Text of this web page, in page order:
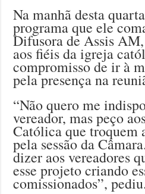
Na manhã desta
programa que ele
Difusora de Assis
aos fiéis da igreja
compromisso de ir à
pela presença na
“Não quero me
vereador, mas peço
Católica que troquem
pela sessão da
dizer aos vereadores
esse projeto criando
comissionados”,